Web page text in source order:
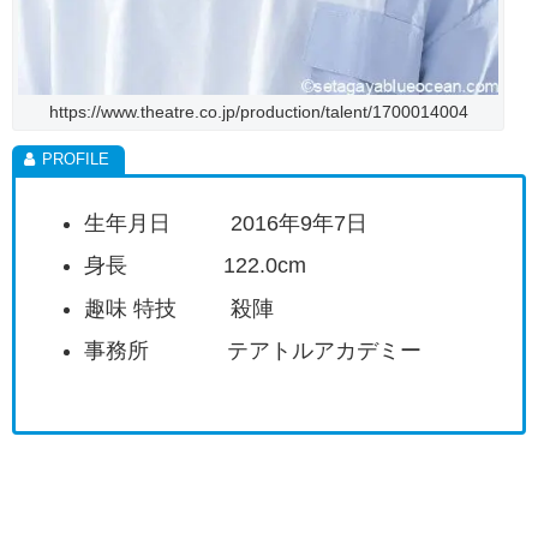
https://www.theatre.co.jp/production/talent/1700014004
生年月日 2016年9年7日
身長 122.0cm
趣味 特技 殺陣
事務所 テアトルアカデミー